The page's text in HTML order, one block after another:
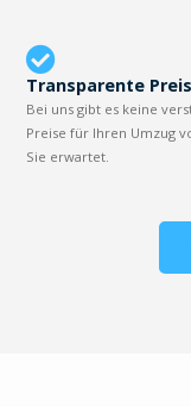
Transparente
Bei uns gibt es keine
Preise für Ihren Umzug
Sie erwartet.